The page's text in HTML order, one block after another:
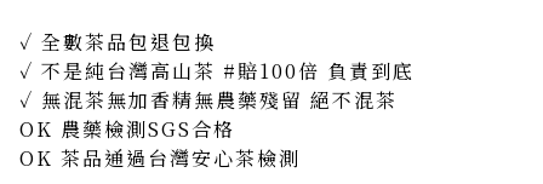
✓ 全數茶品包退包換
✓ 不是純台灣高山茶 #賠100倍 負責到底
✓ 無混茶無加香精無農藥殘留 絕不混茶
OK 農藥檢測SGS合格
OK 茶品通過台灣安心茶檢測